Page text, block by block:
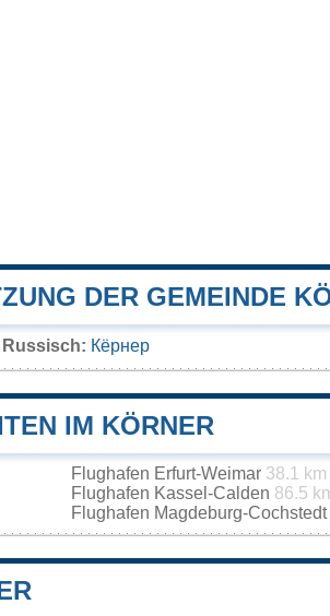
DER GEMEINDE
Russisch: Кёрнер
IM KÖRNER
Flughafen Erfurt-Weimar 38.1 km
Flughafen Kassel-Calden 86.5
Flughafen Magdeburg-Cochstedt